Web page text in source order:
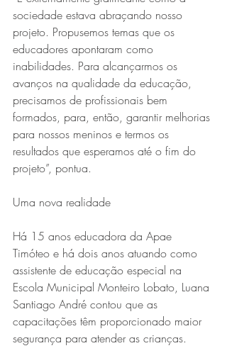
sociedade estava abraçando nosso
projeto. Propusemos temas que os
educadores apontaram como
inabilidades. Para alcançarmos os
avanços na qualidade da educação,
precisamos de profissionais bem
formados, para, então, garantir melhorias
para nossos meninos e termos os
resultados que esperamos até o fim do
projeto”, pontua.
Uma nova realidade
Há 15 anos educadora da Apae
Timóteo e há dois anos atuando como
assistente de educação especial na
Escola Municipal Monteiro Lobato, Luana
Santiago André contou que as
capacitações têm proporcionado maior
segurança para atender as crianças.